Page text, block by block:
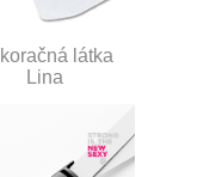
látka
Lina